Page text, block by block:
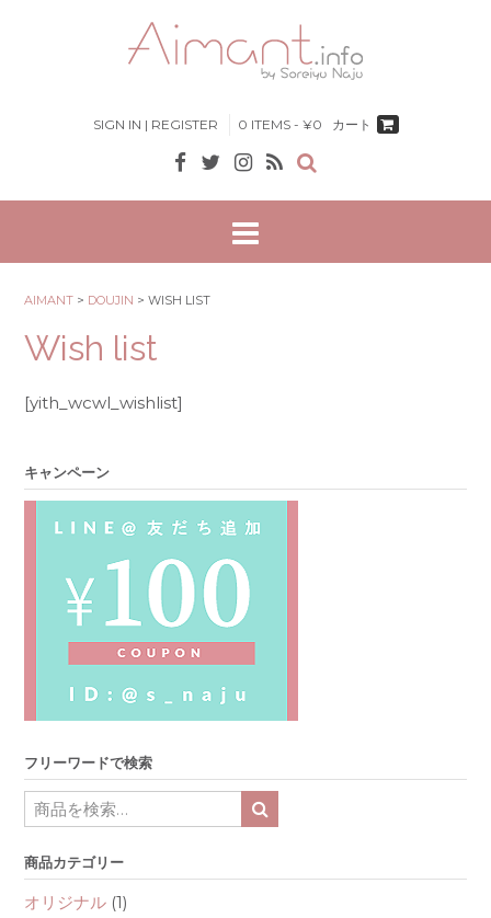
SIGN IN | REGISTER 0 ITEMS - ¥0 カート
AIMANT > DOUJIN > WISH LIST
Wish list
[yith_wcwl_wishlist]
キャンペーン
フリーワードで検索
Search
for:
商品カテゴリー
オリジナル (1)